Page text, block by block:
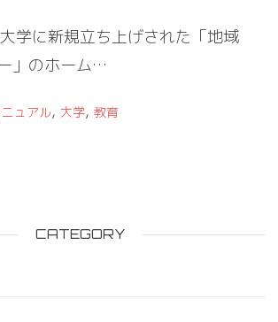
大学に新規立ち上げされた「地域
」のホーム…
ュアル, 大学, 教育
CATEGORY